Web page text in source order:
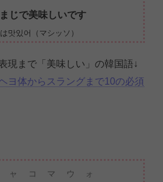
じで美味しいです
맛있어（マシッソ）
現まで「美味しい」の韓国語↓
ヨ体からスラングまで10の必須
ャコマウォ